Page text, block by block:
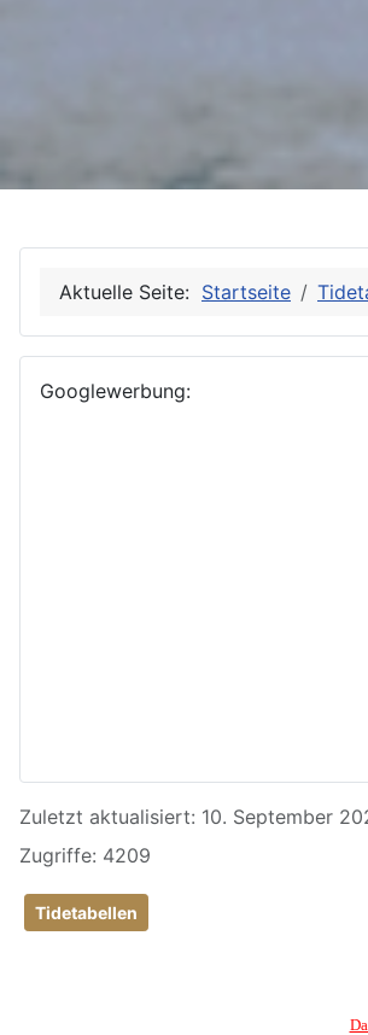
Aktuelle Seite: Startseite
Googlewerbung:
Details
Zuletzt aktualisiert: 10. September
Zugriffe: 4209
Tidetabellen